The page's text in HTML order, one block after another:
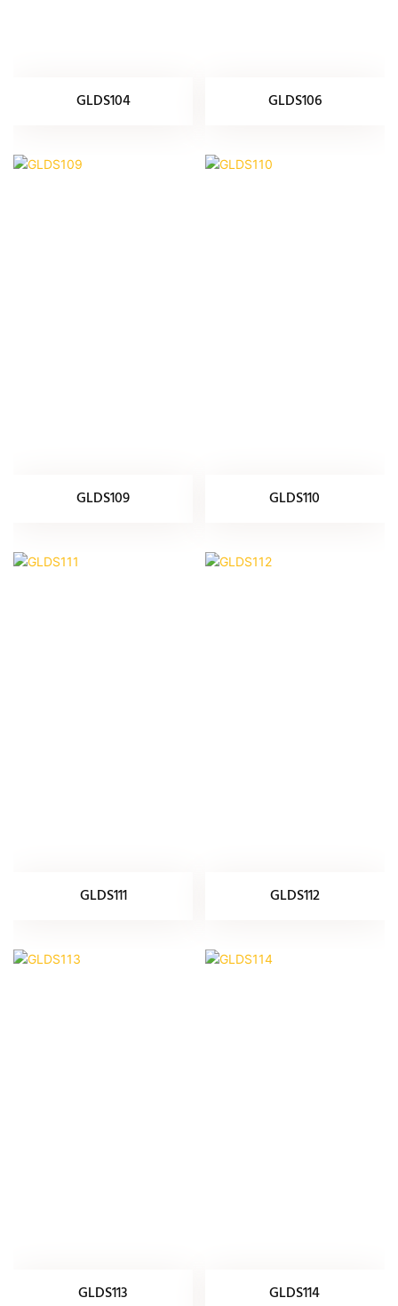
GLDS104 GLDS106
GLDS109 GLDS110
GLDS111 GLDS112
GLDS113 GLDS114